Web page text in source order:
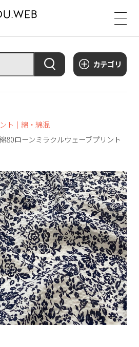
カテゴリ
ト｜綿・綿混
80ローンミラクルウェーブプリント
サ
イ
ト
タ
イ
ト
ト
ニ
ュ
ー
を
開
く